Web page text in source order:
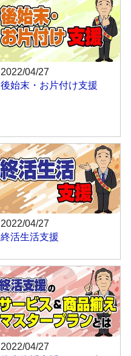
2022/04/27
後始末・お片付け支援
2022/04/27
終活生活支援
2022/04/27